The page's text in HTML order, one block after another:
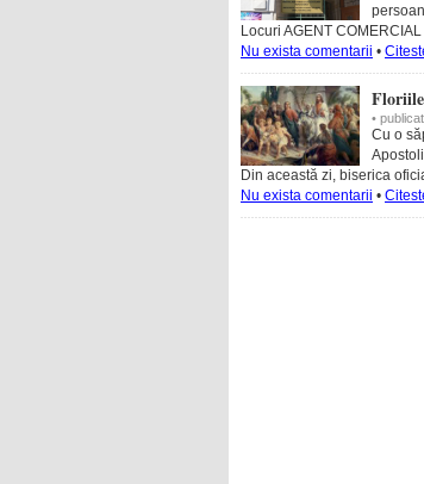
Locuri AGENT
Nu exista comentarii •
•
Cu o
Din această zi, biserica
Nu exista comentarii •